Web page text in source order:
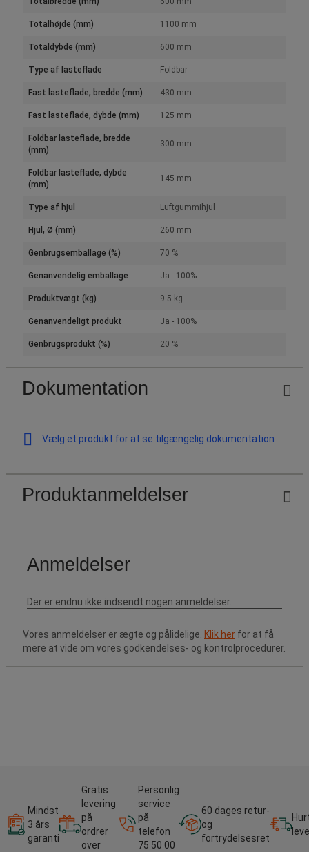
Totalhøjde (mm) 1100 mm
Totaldybde (mm) 600 mm
Type af lasteflade Foldbar
Fast lasteflade, bredde (mm) 430 mm
Fast lasteflade, dybde (mm) 125 mm
Foldbar lasteflade, bredde
(mm)
300 mm
Foldbar lasteflade, dybde
(mm)
145 mm
Type af hjul Luftgummihjul
Hjul, Ø (mm) 260 mm
Genbrugsemballage (%) 70 %
Genanvendelig emballage Ja - 100%
Produktvægt (kg) 9.5 kg
Genanvendeligt produkt Ja - 100%
Genbrugsprodukt (%) 20 %
Dokumentation
Vælg et produkt for at se tilgængelig dokumentation
Produktanmeldelser
Vores anmeldelser er ægte og pålidelige. Klik her for at få
mere at vide om vores godkendelses- og kontrolprocedurer.
Mindst
3 års
garanti
Gratis
levering
på
ordrer
over
Personlig
service
på
telefon
75 50 00
60 dages retur-
og
fortrydelsesret